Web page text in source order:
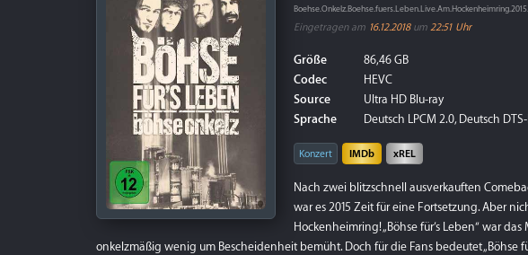
Eingetragen am 16.12.2018um 22:51 Uhr
Größe
86,46 GB
Codec
HEVC
Source
Ultra HD Blu-ray
Sprache
Deutsch LPCM 2.0, Deutsch
Konzert IMDb xREL
Nach zwei blitzschnell ausverkauften
war es 2015 Zeit für eine Fortsetzung. Aber
Hockenheimring! „Böhse für’s Leben“ war
onkelzmäßig wenig um Bescheidenheit bemüht. Doch für die Fans bedeutet „Böhse